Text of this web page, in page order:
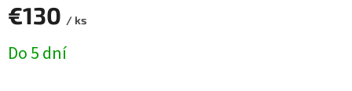
€130 / ks
cena:
Do 5 dní